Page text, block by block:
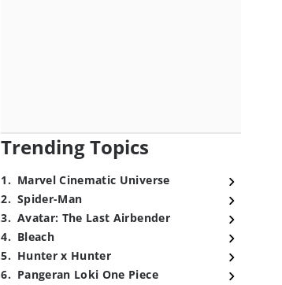
Trending Topics
1. Marvel Cinematic Universe
2. Spider-Man
3. Avatar: The Last Airbender
4. Bleach
5. Hunter x Hunter
6. Pangeran Loki One Piece